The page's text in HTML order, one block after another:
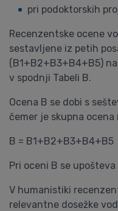
pri podoktorskih
Recenzentske ocene
sestavljene iz petih
(B1+B2+B3+B4+B5)
v spodnji Tabeli B.
Ocena B se dobi s
čemer je skupna ocena
B = B1+B2+B3+B4+B5
Pri oceni B se
V humanistiki
relevantne dosežke